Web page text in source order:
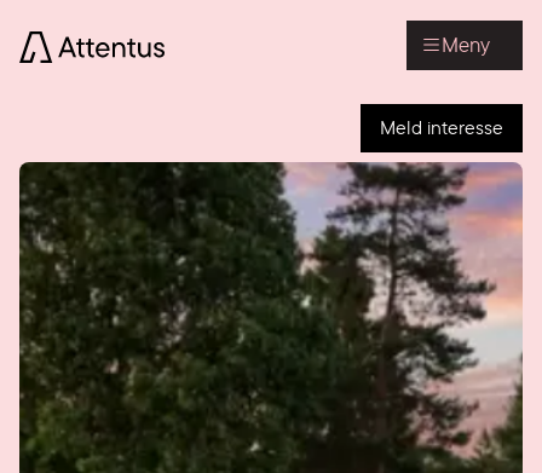
Meny
Meld interesse